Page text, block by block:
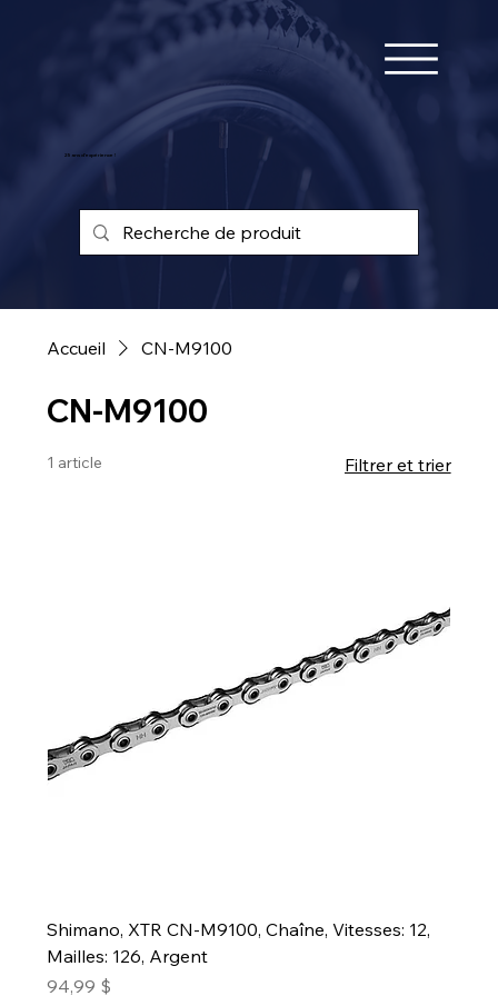
25 ans d'expérience !
Accueil CN-M9100
CN-M9100
1 article Filtrer et trier
Shimano, XTR CN-M9100, Chaîne, Vitesses: 12,
Mailles: 126, Argent
Prix
94,99 $